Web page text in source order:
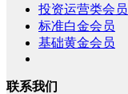
投资运营类会员
标准白金会员
基础黄金会员
联系我们